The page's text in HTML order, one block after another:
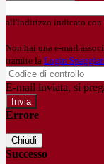
all'indirizzo indicato con
Non hai una e-mail
tramite la Login
E-mail inviata, si
Errore
Chiudi
Successo